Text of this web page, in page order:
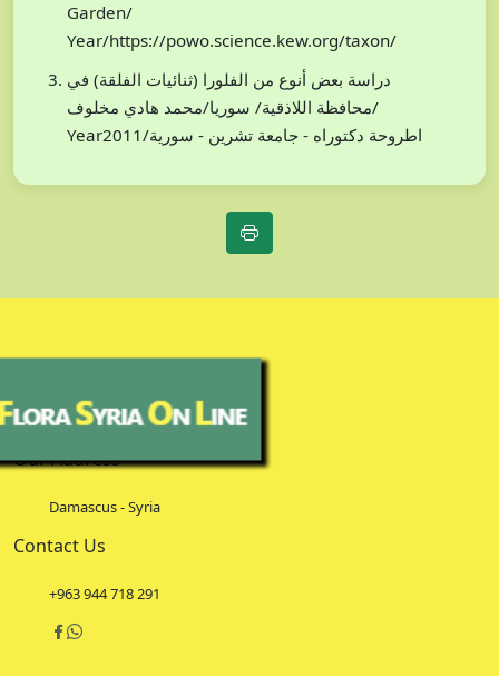
Garden/
Year/https://powo.science.kew.org/taxon/
دراسة بعض أنوع من الفلورا (ثنائيات الفلقة) في
محافظة اللاذقية/ سوريا/محمد هادي مخلوف/
Year2011/اطروحة دكتوراه - جامعة تشرين - سورية
Our Address
Damascus - Syria
Contact Us
+963 944 718 291